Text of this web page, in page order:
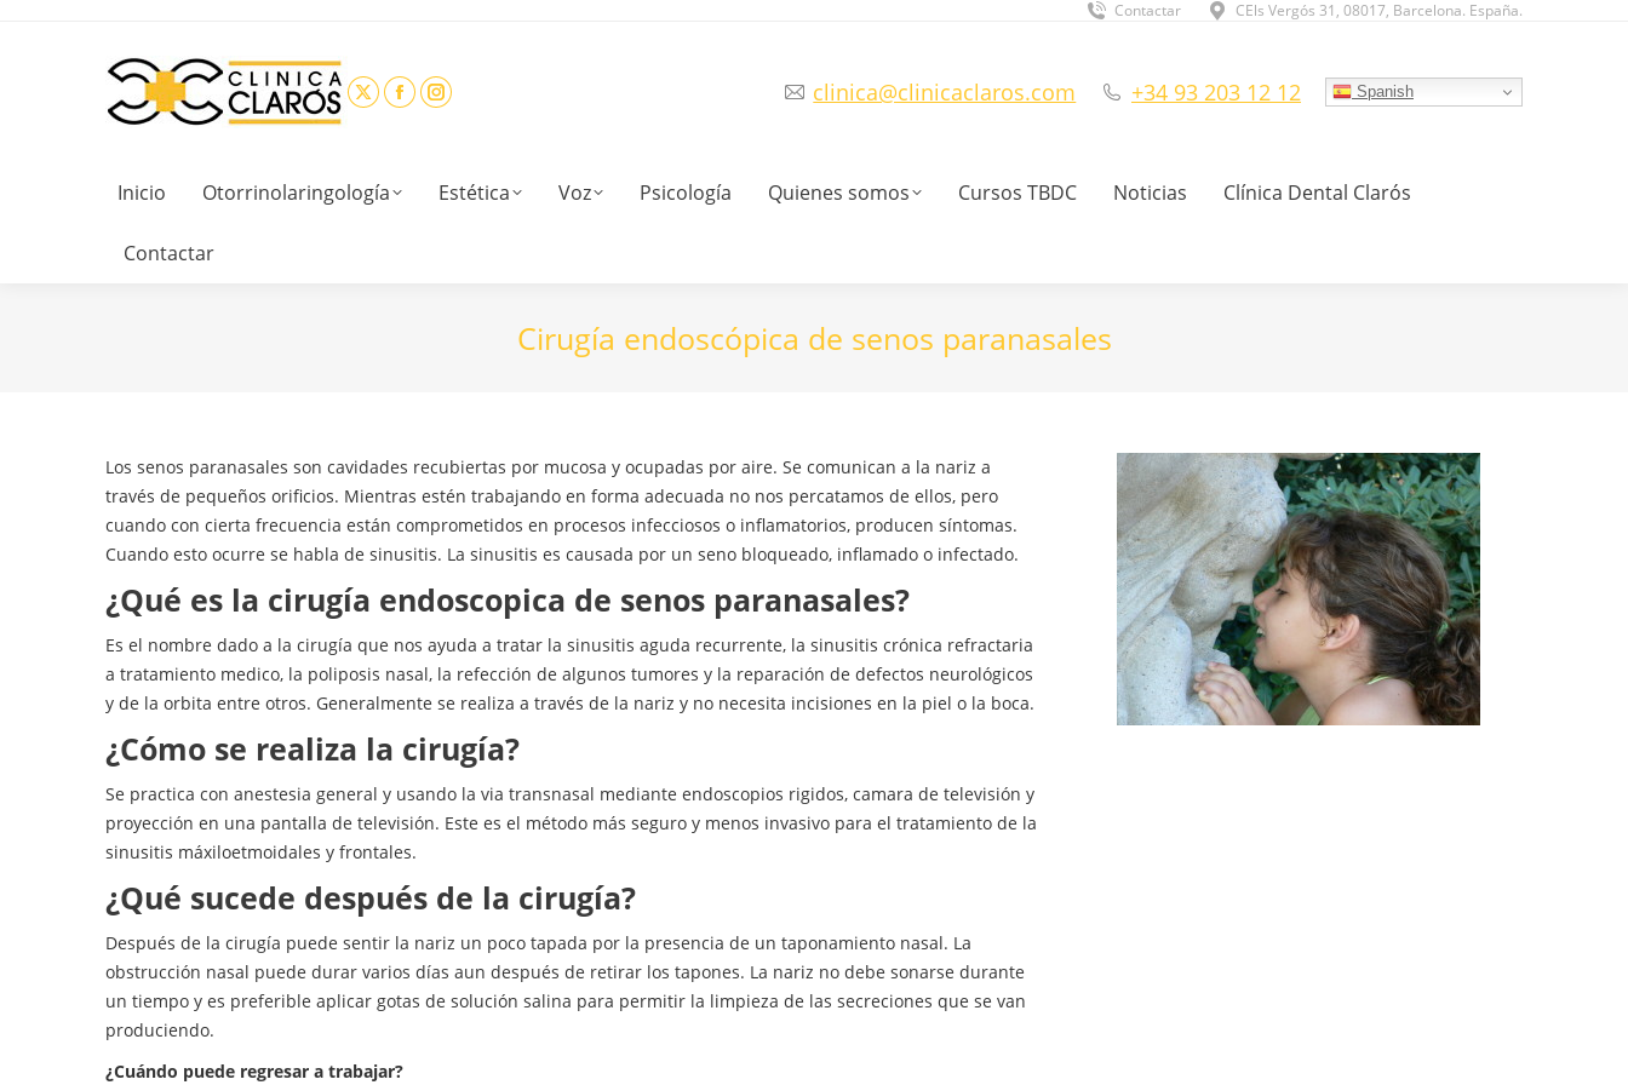
Contactar CEls Vergós 31, 08017, Barcelona. España.
clinica@clinicaclaros.com +34 93 203 12 12 Spanish
Inicio Otorrinolaringología Estética Voz Psicología Quienes somos Cursos TBDC Noticias Clínica Dental Clarós
Contactar
Cirugía endoscópica de senos paranasales
Los senos paranasales son cavidades recubiertas por mucosa y ocupadas por aire. Se comunican a la nariz a
través de pequeños orificios. Mientras estén trabajando en forma adecuada no nos percatamos de ellos, pero
cuando con cierta frecuencia están comprometidos en procesos infecciosos o inflamatorios, producen síntomas.
Cuando esto ocurre se habla de sinusitis. La sinusitis es causada por un seno bloqueado, inflamado o infectado.
¿Qué es la cirugía endoscopica de senos paranasales?
Es el nombre dado a la cirugía que nos ayuda a tratar la sinusitis aguda recurrente, la sinusitis crónica refractaria
a tratamiento medico, la poliposis nasal, la refección de algunos tumores y la reparación de defectos neurológicos
y de la orbita entre otros. Generalmente se realiza a través de la nariz y no necesita incisiones en la piel o la boca.
¿Cómo se realiza la cirugía?
Se practica con anestesia general y usando la via transnasal mediante endoscopios rigidos, camara de televisión y
proyección en una pantalla de televisión. Este es el método más seguro y menos invasivo para el tratamiento de la
sinusitis máxiloetmoidales y frontales.
¿Qué sucede después de la cirugía?
Después de la cirugía puede sentir la nariz un poco tapada por la presencia de un taponamiento nasal. La
obstrucción nasal puede durar varios días aun después de retirar los tapones. La nariz no debe sonarse durante
un tiempo y es preferible aplicar gotas de solución salina para permitir la limpieza de las secreciones que se van
produciendo.
¿Cuándo puede regresar a trabajar?